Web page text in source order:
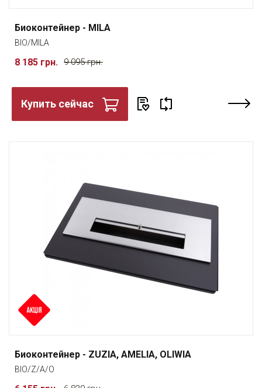
Биоконтейнер - MILA
BIO/MILA
8 185 грн. 9 095 грн.
Купить сейчас
Биоконтейнер - ZUZIA, AMELIA, OLIWIA
BIO/Z/A/O